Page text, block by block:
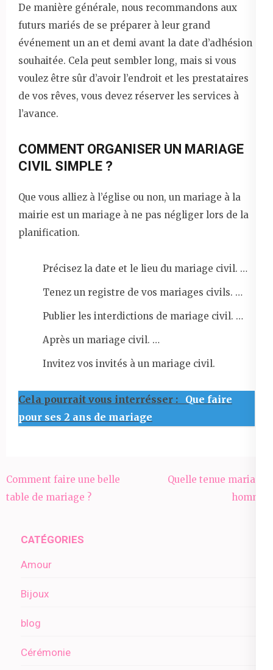
De manière générale, nous recommandons aux
futurs mariés de se préparer à leur grand
événement un an et demi avant la date d’adhésion
souhaitée. Cela peut sembler long, mais si vous
voulez être sûr d’avoir l’endroit et les prestataires
de vos rêves, vous devez réserver les services à
l’avance.
COMMENT ORGANISER UN MARIAGE
CIVIL SIMPLE ?
Que vous alliez à l’église ou non, un mariage à la
mairie est un mariage à ne pas négliger lors de la
planification.
Précisez la date et le lieu du mariage civil. …
Tenez un registre de vos mariages civils. …
Publier les interdictions de mariage civil. …
Après un mariage civil. …
Invitez vos invités à un mariage civil.
Cela pourrait vous interrésser :
Que faire
pour ses 2 ans de mariage
Navigation
de
Comment faire une belle
table de mariage ?
Quelle tenue mariage
homme
CATÉGORIES
Amour
Bijoux
blog
Cérémonie